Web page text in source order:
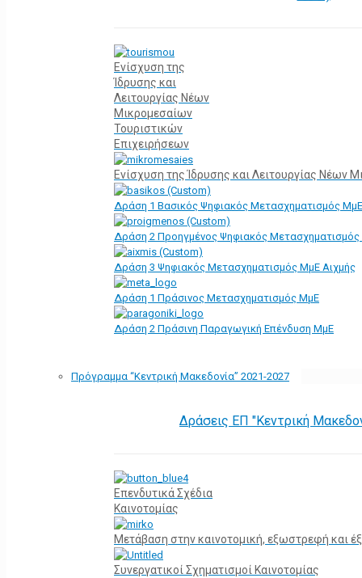
Ενίσχυση της
Ίδρυσης και
Λειτουργίας Νέων
Μικρομεσαίων
Τουριστικών
Επιχειρήσεων
Ενίσχυση της Ίδρυσης και Λειτουργίας Νέων
Δράση 1 Βασικός Ψηφιακός Μετασχηματισμός ΜμΕ
Δράση 2 Προηγμένος Ψηφιακός
Δράση 3 Ψηφιακός Μετασχηματισμός ΜμΕ Αιχμής
Δράση 1 Πράσινος Μετασχηματισμός ΜμΕ
Δράση 2 Πράσινη Παραγωγική Επένδυση ΜμΕ
Πρόγραμμα “Κεντρική Μακεδονία” 2021-2027
Δράσεις ΕΠ "Κεντρική
Επενδυτικά Σχέδια
Καινοτομίας
Μετάβαση στην καινοτομική, εξωστρεφή και
Συνεργατικοί Σχηματισμοί Καινοτομίας